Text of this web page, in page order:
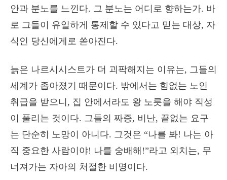
안과 분노를 느낀다. 그 분노는 어디로 향하는가. 바
로 그들이 유일하게 통제할 수 있다고 믿는 대상, 자
식인 당신에게로 쏟아진다.
늙은 나르시시스트가 더 괴팍해지는 이유는, 그들의
세계가 좁아졌기 때문이다. 밖에서는 힘없는 노인
취급을 받으니, 집 안에서라도 왕 노릇을 해야 직성
이 풀리는 것이다. 그들의 짜증, 비난, 끝없는 요구
는 단순히 노망이 아니다. 그것은 “나를 봐! 나는 아
직 중요한 사람이야! 나를 숭배해!”라고 외치는, 무
너져가는 자아의 처절한 비명이다.